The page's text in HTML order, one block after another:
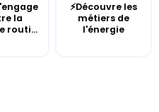
la
routi...
⚡Découvre les
métiers de
l'énergie